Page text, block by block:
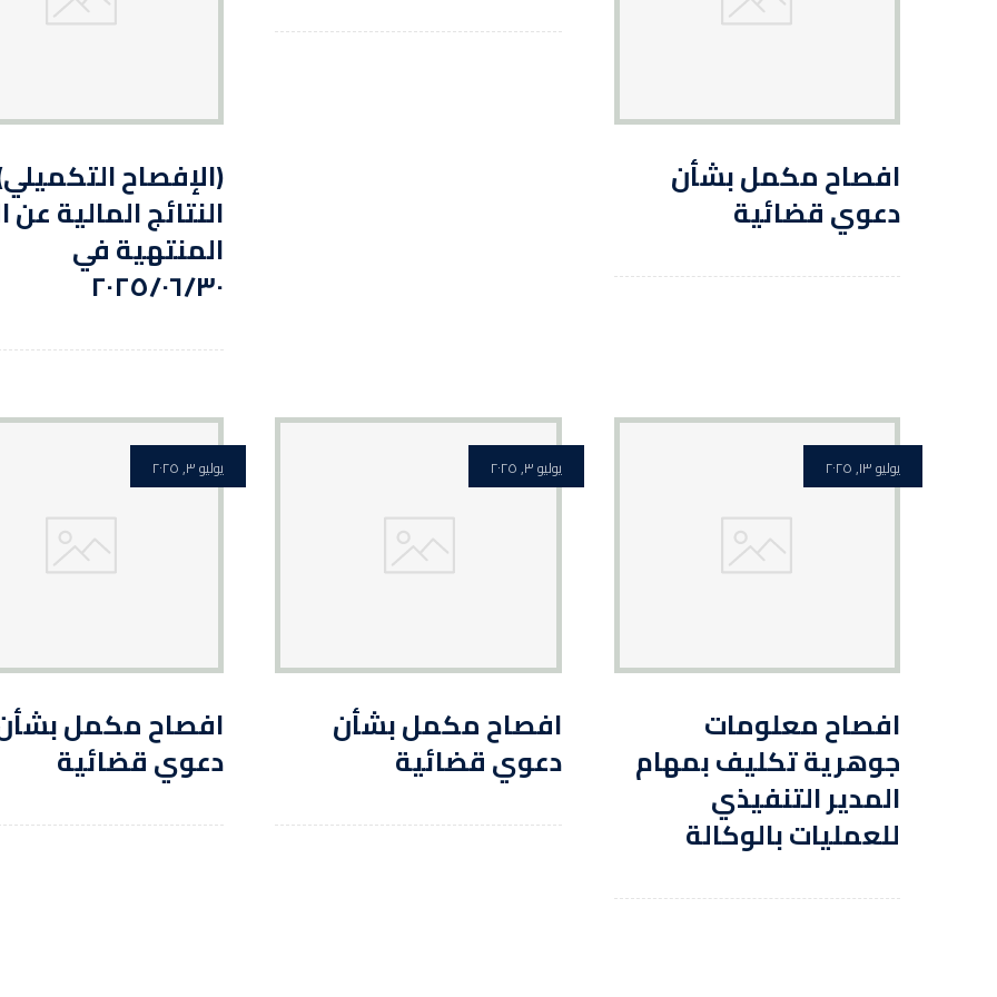
افصاح مكمل بشأن
دعوي قضائية
(الإفصاح
النتائج المالية عن
المنتهية في
٢٠٢٥/٠٦/٣٠
افصاح معلومات
جوهرية تكليف بمهام
المدير التنفيذي
للعمليات بالوكالة
يوليو ١٣, ٢٠٢٥
افصاح مكمل بشأن
دعوي قضائية
يوليو ٣, ٢٠٢٥
افصاح مكمل
دعوي قضائية
يوليو ٣, ٢٠٢٥